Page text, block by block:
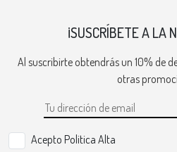
¡SUSCRÍBETE A LA
Al suscribirte obtendrás un 10% de
otras
Acepto Politica Alta